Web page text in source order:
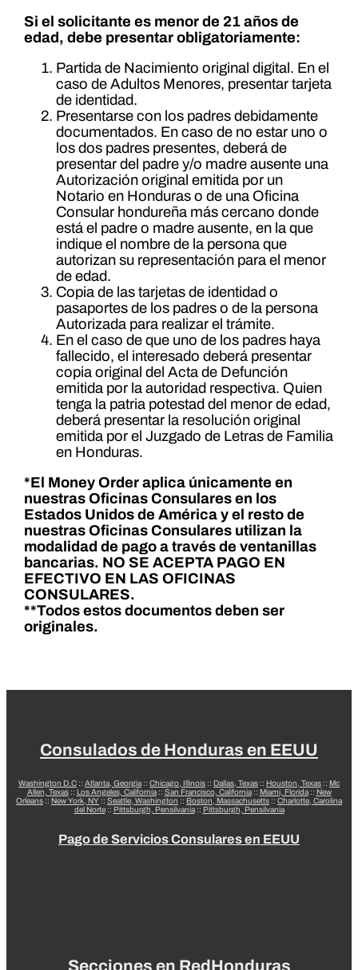
Si el solicitante es menor de 21 años de
edad, debe presentar obligatoriamente:
Partida de Nacimiento original digital. En el
caso de Adultos Menores, presentar tarjeta
de identidad.
Presentarse con los padres debidamente
documentados. En caso de no estar uno o
los dos padres presentes, deberá de
presentar del padre y/o madre ausente una
Autorización original emitida por un
Notario en Honduras o de una Oficina
Consular hondureña más cercano donde
está el padre o madre ausente, en la que
indique el nombre de la persona que
autorizan su representación para el menor
de edad.
Copia de las tarjetas de identidad o
pasaportes de los padres o de la persona
Autorizada para realizar el trámite.
En el caso de que uno de los padres haya
fallecido, el interesado deberá presentar
copia original del Acta de Defunción
emitida por la autoridad respectiva. Quien
tenga la patria potestad del menor de edad,
deberá presentar la resolución original
emitida por el Juzgado de Letras de Familia
en Honduras.
*El Money Order aplica únicamente en
nuestras Oficinas Consulares en los
Estados Unidos de América y el resto de
nuestras Oficinas Consulares utilizan la
modalidad de pago a través de ventanillas
bancarias. NO SE ACEPTA PAGO EN
EFECTIVO EN LAS OFICINAS
CONSULARES.
**Todos estos documentos deben ser
originales.
Consulados de Honduras en EEUU
Washington D.C :: Atlanta, Georgia :: Chicago, Illinois :: Dallas, Texas :: Houston, Texas :: Mc
Allen, Texas:: Los Angeles, California:: San Francisco, California:: Miami, Florida:: New
Orleans :: New York, NY :: Seattle, Washington :: Boston, Massachusetts :: Charlotte, Carolina
del Norte:: Pittsburgh, Pensilvania:: Pittsburgh, Pensilvania
Pago de Servicios Consulares en EEUU
Secciones en RedHonduras